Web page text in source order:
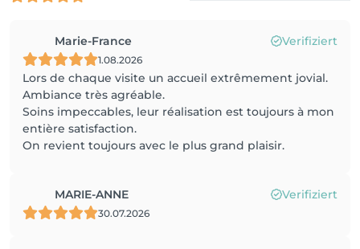
Marie-France Verifiziert
1.08.2026
Lors de chaque visite un accueil extrêmement jovial.
Ambiance très agréable.
Soins impeccables, leur réalisation est toujours à mon
entière satisfaction.
On revient toujours avec le plus grand plaisir.
MARIE-ANNE Verifiziert
30.07.2026